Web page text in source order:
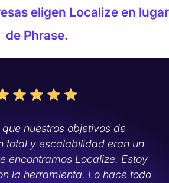
eligen Localize en lugar
de Phrase.
nuestros objetivos de
total y escalabilidad eran un
encontramos Localize. Estoy
la herramienta. Lo hace todo